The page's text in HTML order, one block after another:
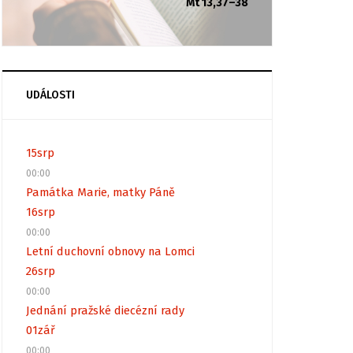
Mt 13,37–38
UDÁLOSTI
15srp
00:00
Památka Marie, matky Páně
16srp
00:00
Letní duchovní obnovy na Lomci
26srp
00:00
Jednání pražské diecézní rady
01zář
00:00